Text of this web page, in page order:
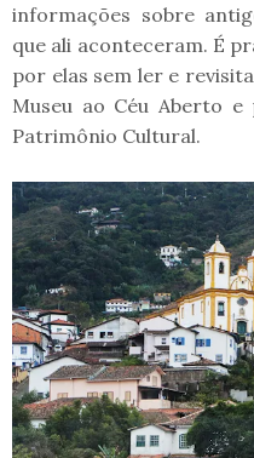
informações sobre
que ali aconteceram. É
por elas sem ler e
Museu ao Céu Aberto
Patrimônio Cultural.